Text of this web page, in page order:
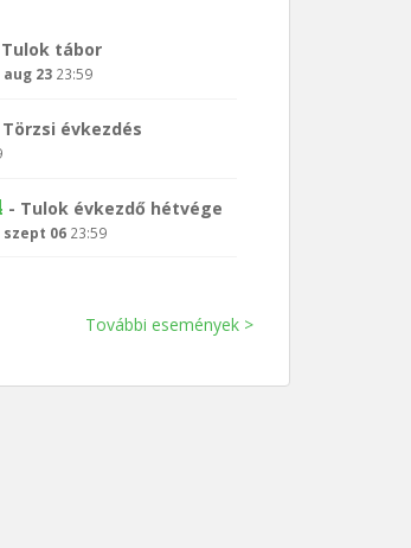
Tulok tábor
aug 23 23:59
Törzsi évkezdés
- Tulok évkezdő hétvége
szept 06 23:59
További események >